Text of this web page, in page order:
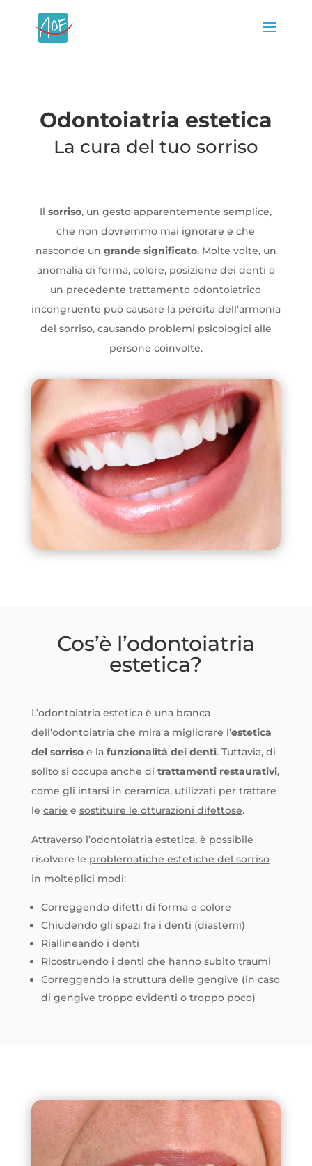
Odontoiatria estetica
La cura del tuo sorriso
Ilsorriso, un gesto apparentemente semplice,
che non dovremmo mai ignorare e che
nasconde un grande significato. Molte volte, un
anomalia di forma, colore, posizione dei denti o
un precedente trattamento odontoiatrico
incongruente può causare la perdita dell’armonia
del sorriso, causando problemi psicologici alle
persone coinvolte.
Cos’è l’odontoiatria
estetica?
L’odontoiatria estetica è una branca
dell’odontoiatria che mira a migliorare l’estetica
del sorrisoe la funzionalità dei denti. Tuttavia, di
solito si occupa anche di trattamenti restaurativi,
come gli intarsi in ceramica, utilizzati per trattare
le carie e sostituire le otturazioni difettose.
Attraverso l’odontoiatria estetica, è possibile
risolvere le problematiche estetiche del sorriso
in molteplici modi:
Correggendo difetti di forma e colore
Chiudendo gli spazi fra i denti (diastemi)
Riallineando i denti
Ricostruendo i denti che hanno subito traumi
Correggendo la struttura delle gengive (in caso
di gengive troppo evidenti o troppo poco)